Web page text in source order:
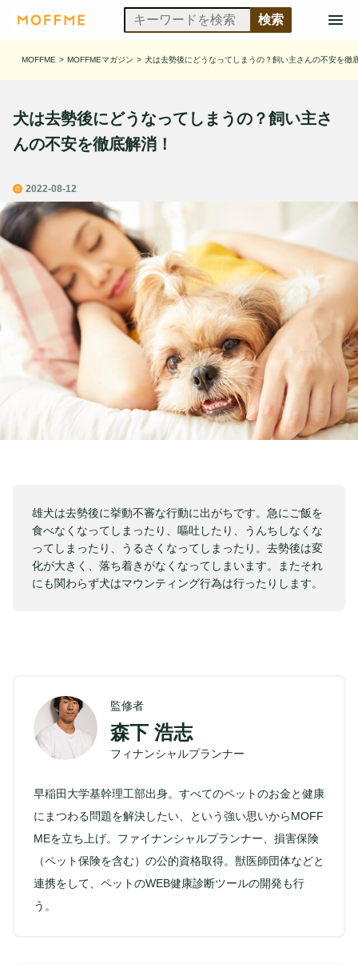
MOFFME > MOFFMEマガジン > 犬は去勢後にどうなってしまうの？飼い主さんの不安を徹
犬は去勢後にどうなってしまうの？飼い主さ
んの不安を徹底解消！
2022-08-12
雄犬は去勢後に挙動不審な行動に出がちです。急にご飯を
食べなくなってしまったり、嘔吐したり、うんちしなくな
ってしまったり、うるさくなってしまったり。去勢後は変
化が大きく、落ち着きがなくなってしまいます。またそれ
にも関わらず犬はマウンティング行為は行ったりします。
監修者
森下 浩志
フィナンシャルプランナー
早稲田大学基幹理工部出身。すべてのペットのお金と健康
にまつわる問題を解決したい、という強い思いからMOFF
MEを立ち上げ。ファイナンシャルプランナー、損害保険
（ペット保険を含む）の公的資格取得。獣医師団体などと
連携をして、ペットのWEB健康診断ツールの開発も行
う。